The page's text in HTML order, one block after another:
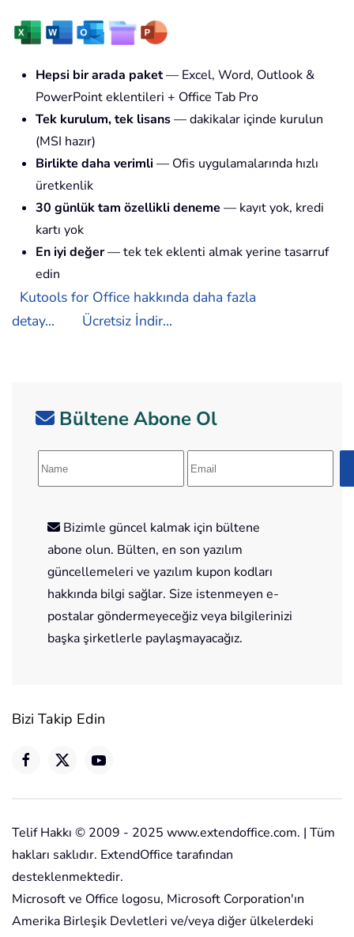
Hepsi bir arada paket— Excel, Word, Outlook &
PowerPoint eklentileri + Office Tab Pro
Tek kurulum, tek lisans— dakikalar içinde kurulun
(MSI hazır)
Birlikte daha verimli — Ofis uygulamalarında hızlı
üretkenlik
30 günlük tam özellikli deneme — kayıt yok, kredi
kartı yok
En iyi değer— tek tek eklenti almak yerine tasarruf
edin
Kutools for Office hakkında daha fazla
detay...
Ücretsiz İndir...
Bültene Abone Ol
Bizimle güncel kalmak için bültene
abone olun. Bülten, en son yazılım
güncellemeleri ve yazılım kupon kodları
hakkında bilgi sağlar. Size istenmeyen e-
postalar göndermeyeceğiz veya bilgilerinizi
başka şirketlerle paylaşmayacağız.
Bizi Takip Edin
Telif Hakkı © 2009 - 2025 www.extendoffice.com. | Tüm
hakları saklıdır. ExtendOffice tarafından
desteklenmektedir.
Microsoft ve Office logosu, Microsoft Corporation'ın
Amerika Birleşik Devletleri ve/veya diğer ülkelerdeki